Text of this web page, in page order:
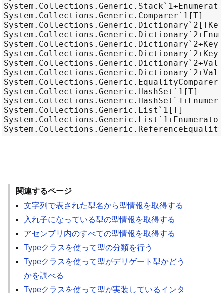
System.Collections.Generic.List`1[T]
関連するページ
文字列で表された型名から型情報を取得する
入れ子になっている型の型情報を取得する
アセンブリ内のすべての型情報を取得する
Typeクラスを使って型の分類を行う
Typeクラスを使って型がデリゲート型かどう
かを調べる
Typeクラスを使って型が実装しているインタ